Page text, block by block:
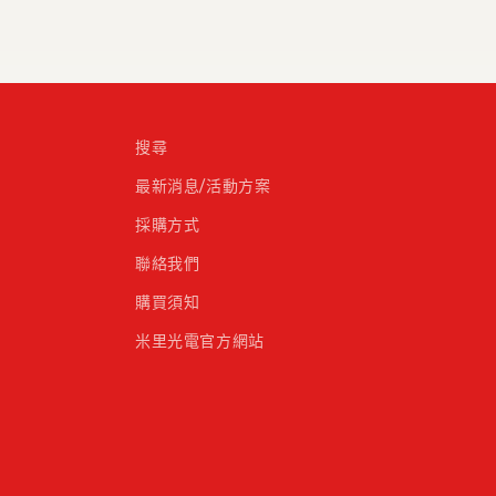
搜尋
最新消息/活動方案
採購方式
聯絡我們
購買須知
米里光電官方網站